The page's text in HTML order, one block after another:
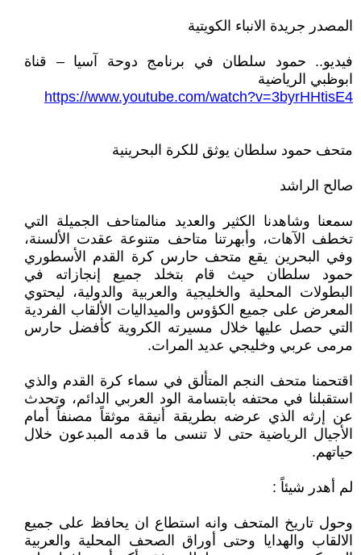
المصدر جريدة الانباء الكويتية
فيديو.. حمود سلطان في برنامج دوحة آسيا – قناة
ابوظبي الرياضية
https://www.youtube.com/watch?v=3byrHHtisE4
متحف حمود سلطان يوثق للكرة البحرينية
صالح الراشد
سمعنا وشاهدنا الكثير والعديد منالمتاحف الجميلة التي
تخطف الآهات، وأبهرتنا متاحف متنوعة عقدت الألسنة،
وفي البحرين يقع متحف حارس كرة القدم الأسطوري
حمود سلطان حيث قام بتخلد جميع إنجازاته في
البطولات المحلية والخليجية والعربية والدولية، ليحتوي
المعرض على جميع الكؤوس والميداليات الألقاب الفردية
التي حصل عليها خلال مسيرته الكروية كأفضل حارس
مرمى عربي وخليجي عديد المرات.
اقتحمنا متحف النجم المتألق في سماء كرة القدم والذي
استقبلنا في محتفه بابتسامة الود العربي الدائم، وتحدث
عن إرثه الذي عرضه بطريقة أنيقة موثقاً مصنفاً أمام
الأجيال الرياضية حتى لا تنسى ما قدمه المبدعون خلال
حياتهم.
لم أهدر شيئاً :
وحول تاريخ المتحف وانه استطاع ان يحافظ على جميع
الالقاب والهدايا وحتى أوراق الصحف المحلية والعربية